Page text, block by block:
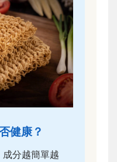
健康？
分越簡單越